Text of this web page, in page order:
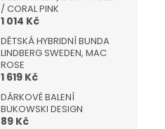
/ CORAL PINK
1 014 Kč
DĚTSKÁ HYBRIDNÍ BUNDA
LINDBERG SWEDEN, MAC
ROSE
1 619 Kč
DÁRKOVÉ BALENÍ
BUKOWSKI DESIGN
89 Kč